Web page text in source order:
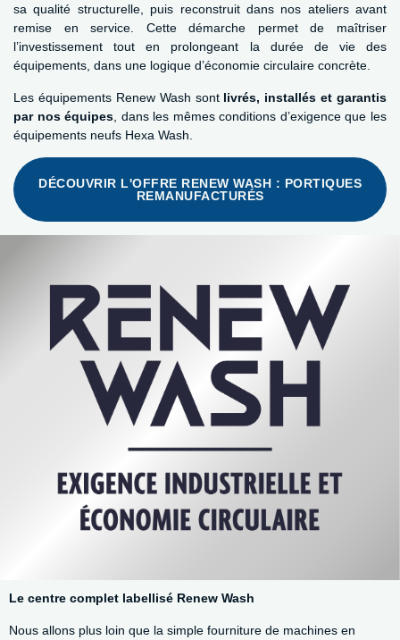
sa qualité structurelle, puis reconstruit dans nos ateliers avant
remise en service. Cette démarche permet de maîtriser
l’investissement tout en prolongeant la durée de vie des
équipements, dans une logique d’économie circulaire concrète.
Les équipements Renew Wash sont livrés, installés et garantis
par nos équipes , dans les mêmes conditions d’exigence que les
équipements neufs Hexa Wash.
DÉCOUVRIR L'OFFRE RENEW WASH : PORTIQUES
REMANUFACTURÉS
Le centre complet labellisé Renew Wash
Nous allons plus loin que la simple fourniture de machines en